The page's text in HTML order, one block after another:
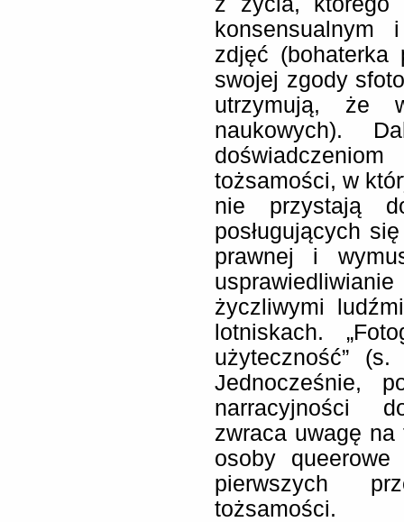
konsensualnym
zdjęć (bohaterka
swojej zgody
utrzymują, że
naukowych).
tożsamości, w
nie przystają
posługujących
prawnej i
życzliwymi
lotniskach.
użyteczność”
Jednocześnie,
narracyjności
zwraca uwagę
osoby
pierwszych
tożsamości.